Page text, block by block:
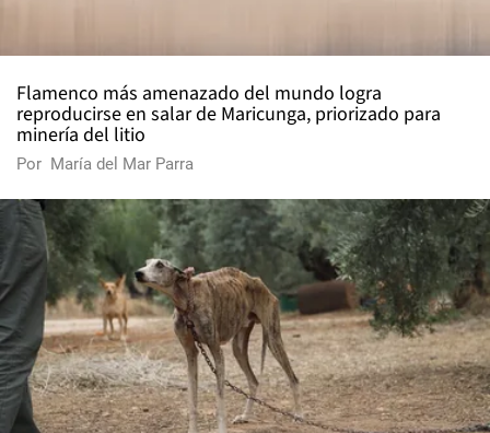
Flamenco más amenazado del mundo logra
reproducirse en salar de Maricunga, priorizado para
minería del litio
Por María del Mar Parra